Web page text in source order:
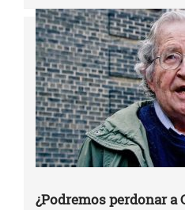
¿Podremos perdonar a